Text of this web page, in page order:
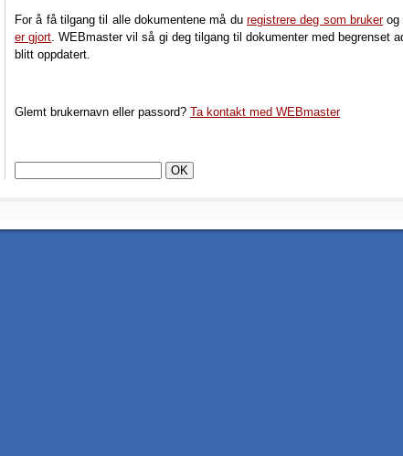
For å få tilgang til alle dokumentene må du registrere deg som brukerog
er gjort . WEBmaster vil så gi deg tilgang til dokumenter med begrenset
blitt oppdatert.
Glemt brukernavn eller passord? Ta kontakt med WEBmaster